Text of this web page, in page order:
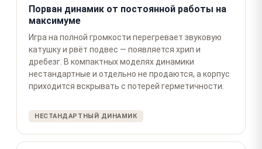
Порван динамик от постоянной работы на
максимуме
Игра на полной громкости перегревает звуковую
катушку и рвёт подвес — появляется хрип и
дребезг. В компактных моделях динамики
нестандартные и отдельно не продаются, а корпус
приходится вскрывать с потерей герметичности.
НЕСТАНДАРТНЫЙ ДИНАМИК